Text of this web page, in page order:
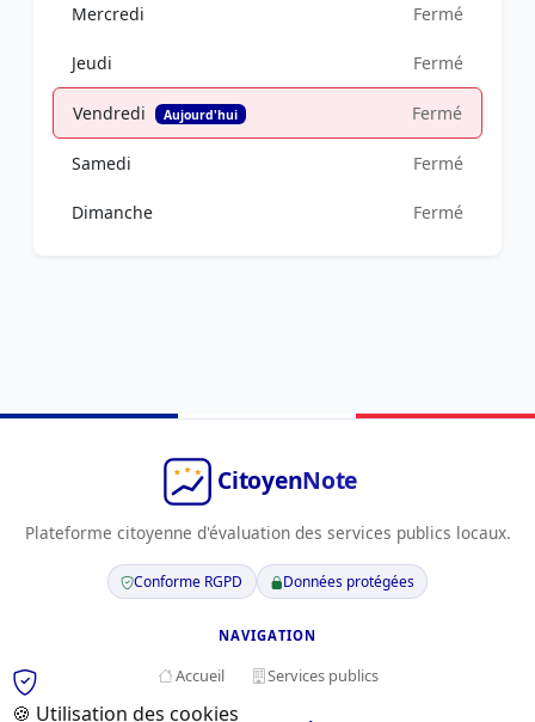
Mercredi Fermé
Jeudi Fermé
Vendredi Aujourd'hui Fermé
Samedi Fermé
Dimanche Fermé
Plateforme citoyenne d'évaluation des services publics locaux.
Conforme RGPD Données protégées
NAVIGATION
Accueil Services publics
🍪 Utilisation des cookies